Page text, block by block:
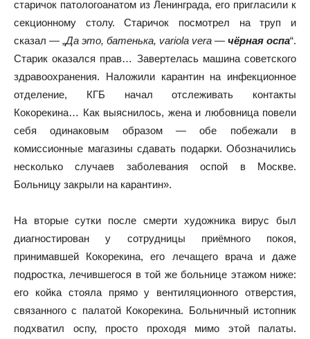
старичок патологоанатом из Ленинграда, его пригласили к
секционному столу. Старичок посмотрел на труп и
сказал — „Да это, батенька, variola vera — чёрная оспа“.
Старик оказался прав… Завертелась машина советского
здравоохранения. Наложили карантин на инфекционное
отделение, КГБ начал отслеживать контакты
Кокорекина… Как выяснилось, жена и любовница повели
себя одинаковым образом — обе побежали в
комиссионные магазины сдавать подарки. Обозначились
несколько случаев заболевания оспой в Москве.
Больницу закрыли на карантин».
На вторые сутки после смерти художника вирус был
диагностирован у сотрудницы приёмного покоя,
принимавшей Кокорекина, его лечащего врача и даже
подростка, лечившегося в той же больнице этажом ниже:
его койка стояла прямо у вентиляционного отверстия,
связанного с палатой Кокорекина. Больничный истопник
подхватил оспу, просто проходя мимо этой палаты.